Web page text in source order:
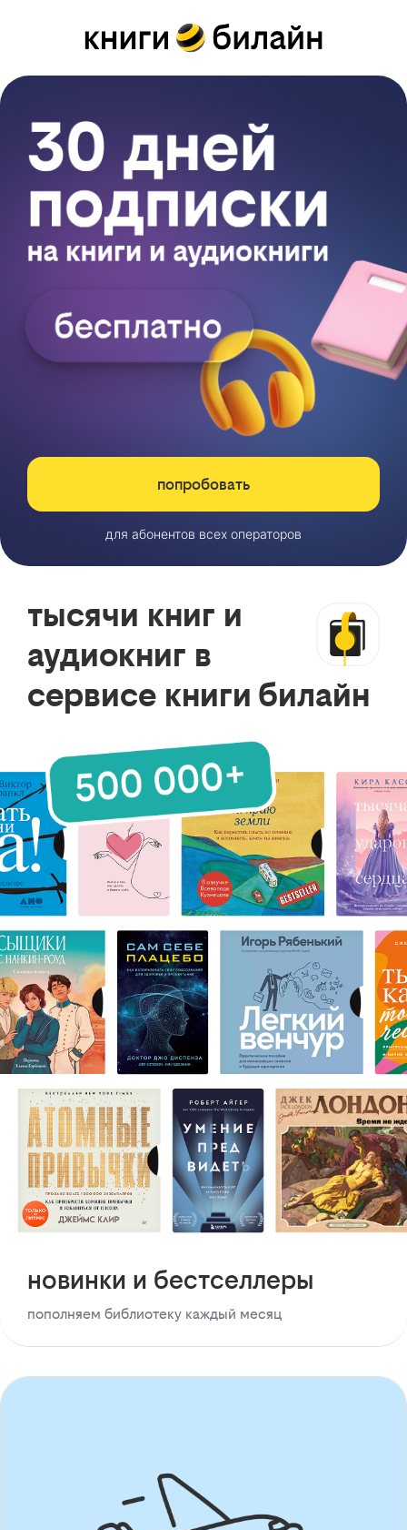
попробовать
для абонентов всех операторов
тысячи книг и
аудиокниг в
сервисе книги билайн
новинки и бестселлеры
пополняем библиотеку каждый месяц